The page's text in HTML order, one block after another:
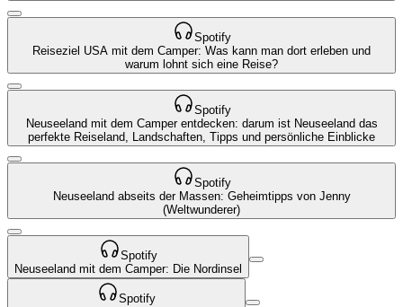
Spotify
Reiseziel USA mit dem Camper: Was kann man dort erleben und
warum lohnt sich eine Reise?
Spotify
Neuseeland mit dem Camper entdecken: darum ist Neuseeland das
perfekte Reiseland, Landschaften, Tipps und persönliche Einblicke
Spotify
Neuseeland abseits der Massen: Geheimtipps von Jenny
(Weltwunderer)
Spotify
Neuseeland mit dem Camper: Die Nordinsel
Spotify